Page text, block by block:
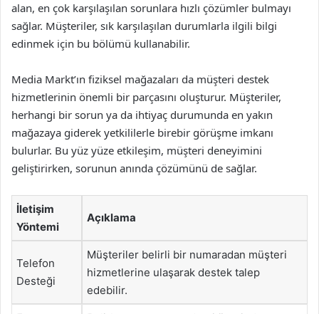
alan, en çok karşılaşılan sorunlara hızlı çözümler bulmayı
sağlar. Müşteriler, sık karşılaşılan durumlarla ilgili bilgi
edinmek için bu bölümü kullanabilir.
Media Markt’ın fiziksel mağazaları da müşteri destek
hizmetlerinin önemli bir parçasını oluşturur. Müşteriler,
herhangi bir sorun ya da ihtiyaç durumunda en yakın
mağazaya giderek yetkililerle birebir görüşme imkanı
bulurlar. Bu yüz yüze etkileşim, müşteri deneyimini
geliştirirken, sorunun anında çözümünü de sağlar.
İletişim
Yöntemi
Açıklama
Telefon
Desteği
Müşteriler belirli bir numaradan müşteri
hizmetlerine ulaşarak destek talep
edebilir.